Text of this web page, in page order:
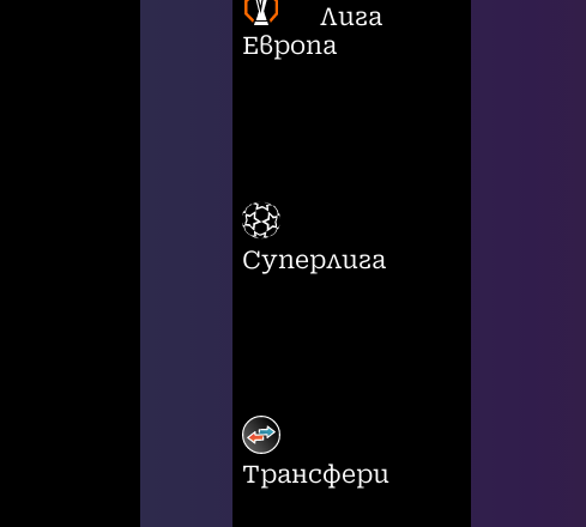
Лига
Европа
Суперлига
Трансфери